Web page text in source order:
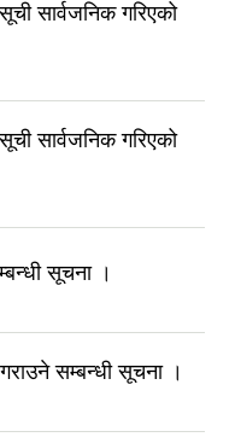
सार्वजनिक गरिएको
सार्वजनिक गरिएको
सूचना ।
सम्बन्धी सूचना ।